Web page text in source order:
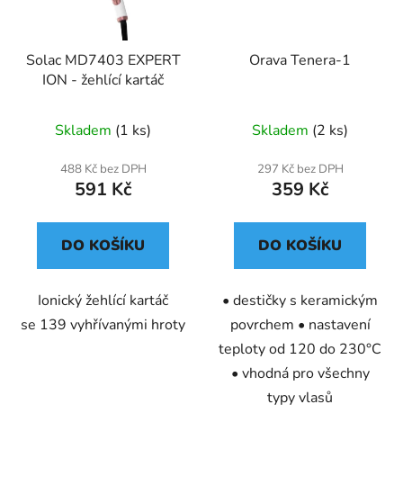
Solac MD7403 EXPERT
ION - žehlící kartáč
Skladem (1 ks)
488 Kč bez DPH
591 Kč
DO KOŠÍKU
Ionický žehlící kartáč
se 139 vyhřívanými hroty
Orava Tenera-1
Skladem (2 ks)
297 Kč bez DPH
359 Kč
DO KOŠÍKU
• destičky s keramickým
povrchem • nastavení
teploty od 120 do 230°C
• vhodná pro všechny
typy vlasů